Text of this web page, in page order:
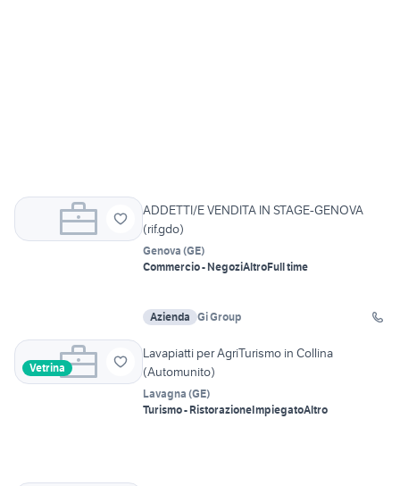
ADDETTI/E VENDITA IN STAGE-GENOVA
(rif.gdo)
Genova (GE)
Commercio - NegoziAltroFull time
Azienda Gi Group
Vetrina
Lavapiatti per AgriTurismo in Collina
(Automunito)
Lavagna (GE)
Turismo - RistorazioneImpiegatoAltro